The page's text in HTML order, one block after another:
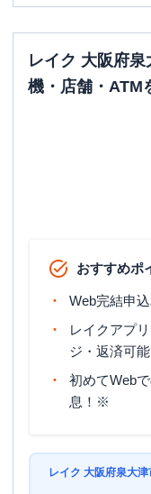
レイク 大阪府
機・店舗・ATM
おすすめポ
Web完結申込
レイクアプ
ジ・返済可能
初めてWeb
息！※
レイク 大阪府泉大